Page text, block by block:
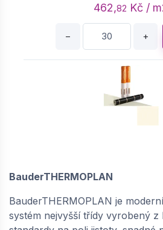
462,82 Kč /
− +
442,
− +
BauderTHERMOPLAN
BauderTHERMOPLAN je
systém nejvyšší třídy vyrobený z